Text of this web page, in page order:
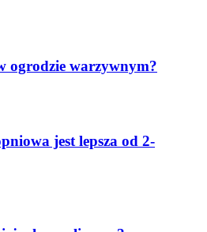
ogrodzie warzywnym?
jest lepsza od 2-